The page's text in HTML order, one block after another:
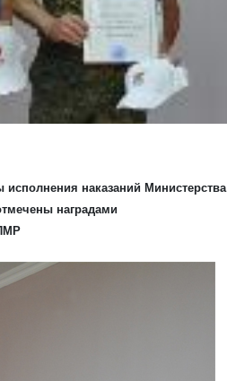
наказаний Министерства
наградами